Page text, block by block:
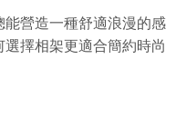
營造一種舒適浪漫的感
擇相架更適合簡約時尚